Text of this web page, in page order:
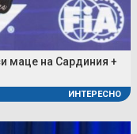
маце на Сардиния +
ИНТЕРЕСНО